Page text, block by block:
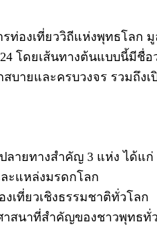
ท่องเที่ยววิถีแห่งพุทธโล
โดยเส้นทางต้นแบบนี้มีชื่
ายและครบวงจร รวมถึง
ปลายทางสำคัญ 3 แห่ง ได้แก่
ะแหล่งมรดกโลก
เที่ยวเชิงธรรมชาติทั่วโลก
าสนาที่สำคัญของชาวพุทธทั่